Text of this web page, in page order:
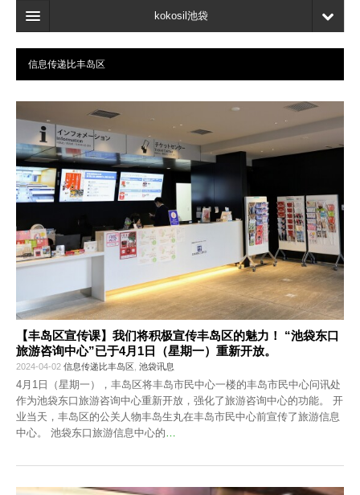
kokosil池袋
首页
地图
口碑
我的页面
信息传递比丰岛区
【丰岛区宣传课】我们将积极宣传丰岛区的魅力！ “池袋东口
旅游咨询中心”已于4月1日（星期一）重新开放。
2024-04-02 信息传递比丰岛区 池袋讯息
4月1日（星期一），丰岛区将丰岛市民中心一楼的丰岛市民中心问讯处
作为池袋东口旅游咨询中心重新开放，强化了旅游咨询中心的功能。 开
业当天，丰岛区的公关人物丰岛生丸在丰岛市民中心前宣传了旅游信息
中心。 池袋东口旅游信息中心的…